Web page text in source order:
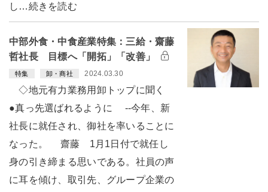
し…続きを読む
中部外食・中食産業特集：三給・齋藤
哲社長 目標へ「開拓」「改善」
特集 卸・商社 2024.03.30
◇地元有力業務用卸トップに聞く
●真っ先選ばれるように --今年、新
社長に就任され、御社を率いることに
なった。 齋藤 1月1日付で就任し
身の引き締まる思いである。社員の声
に耳を傾け、取引先、グループ企業の